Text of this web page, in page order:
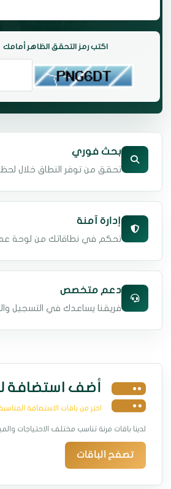
اكتب رمز التحقق الظاهر أمامك
بحث فوري
تحقق من توفر النطاق خلال
إدارة آمنة
تحكم في نطاقاتك من لوحة
دعم متخصص
فريقنا يساعدك في التسجيل
أضف استضافة
اختر من باقات الاستضافة المناسبة
لدينا باقات مرنة تناسب مختلف الاحتياجات
تصفح الباقات